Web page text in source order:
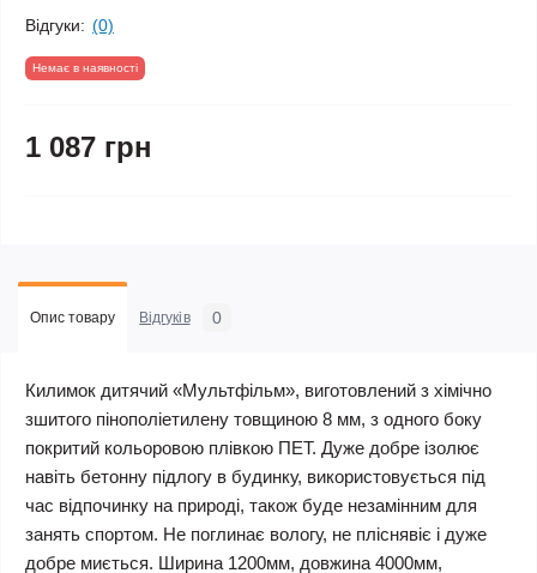
Відгуки: (0)
Немає в наявності
1 087 грн
Опис товару Відгуків 0
Килимок дитячий «Мультфільм», виготовлений з хімічно
зшитого пінополіетилену товщиною 8 мм, з одного боку
покритий кольоровою плівкою ПЕТ. Дуже добре ізолює
навіть бетонну підлогу в будинку, використовується під
час відпочинку на природі, також буде незамінним для
занять спортом. Не поглинає вологу, не пліснявіє і дуже
добре миється. Ширина 1200мм, довжина 4000мм,